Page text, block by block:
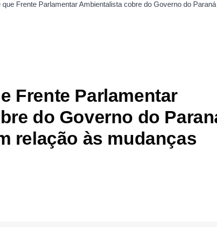
que Frente Parlamentar Ambientalista cobre do Governo do
Frente Parlamentar
do Governo do
relação às mudanças